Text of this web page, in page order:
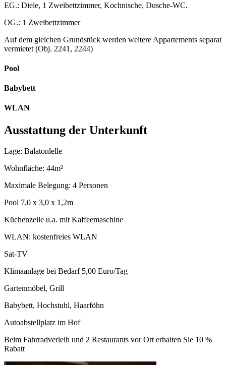
EG.: Diele, 1 Zweibettzimmer, Kochnische, Dusche-WC.
OG.: 1 Zweibettzimmer
Auf dem gleichen Grundstück werden weitere Appartements separat
vermietet (Obj. 2241, 2244)
Pool
Babybett
WLAN
Ausstattung der Unterkunft
Lage: Balatonlelle
Wohnfläche: 44m²
Maximale Belegung: 4 Personen
Pool 7,0 x 3,0 x 1,2m
Küchenzeile u.a. mit Kaffeemaschine
WLAN: kostenfreies WLAN
Sat-TV
Klimaanlage bei Bedarf 5,00 Euro/Tag
Gartenmöbel, Grill
Babybett, Hochstuhl, Haarföhn
Autoabstellplatz im Hof
Beim Fahrradverleih und 2 Restaurants vor Ort erhalten Sie 10 %
Rabatt